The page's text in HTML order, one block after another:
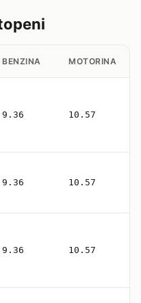
BENZINA MOTORINA
9.36 10.57
9.36 10.57
9.36 10.57